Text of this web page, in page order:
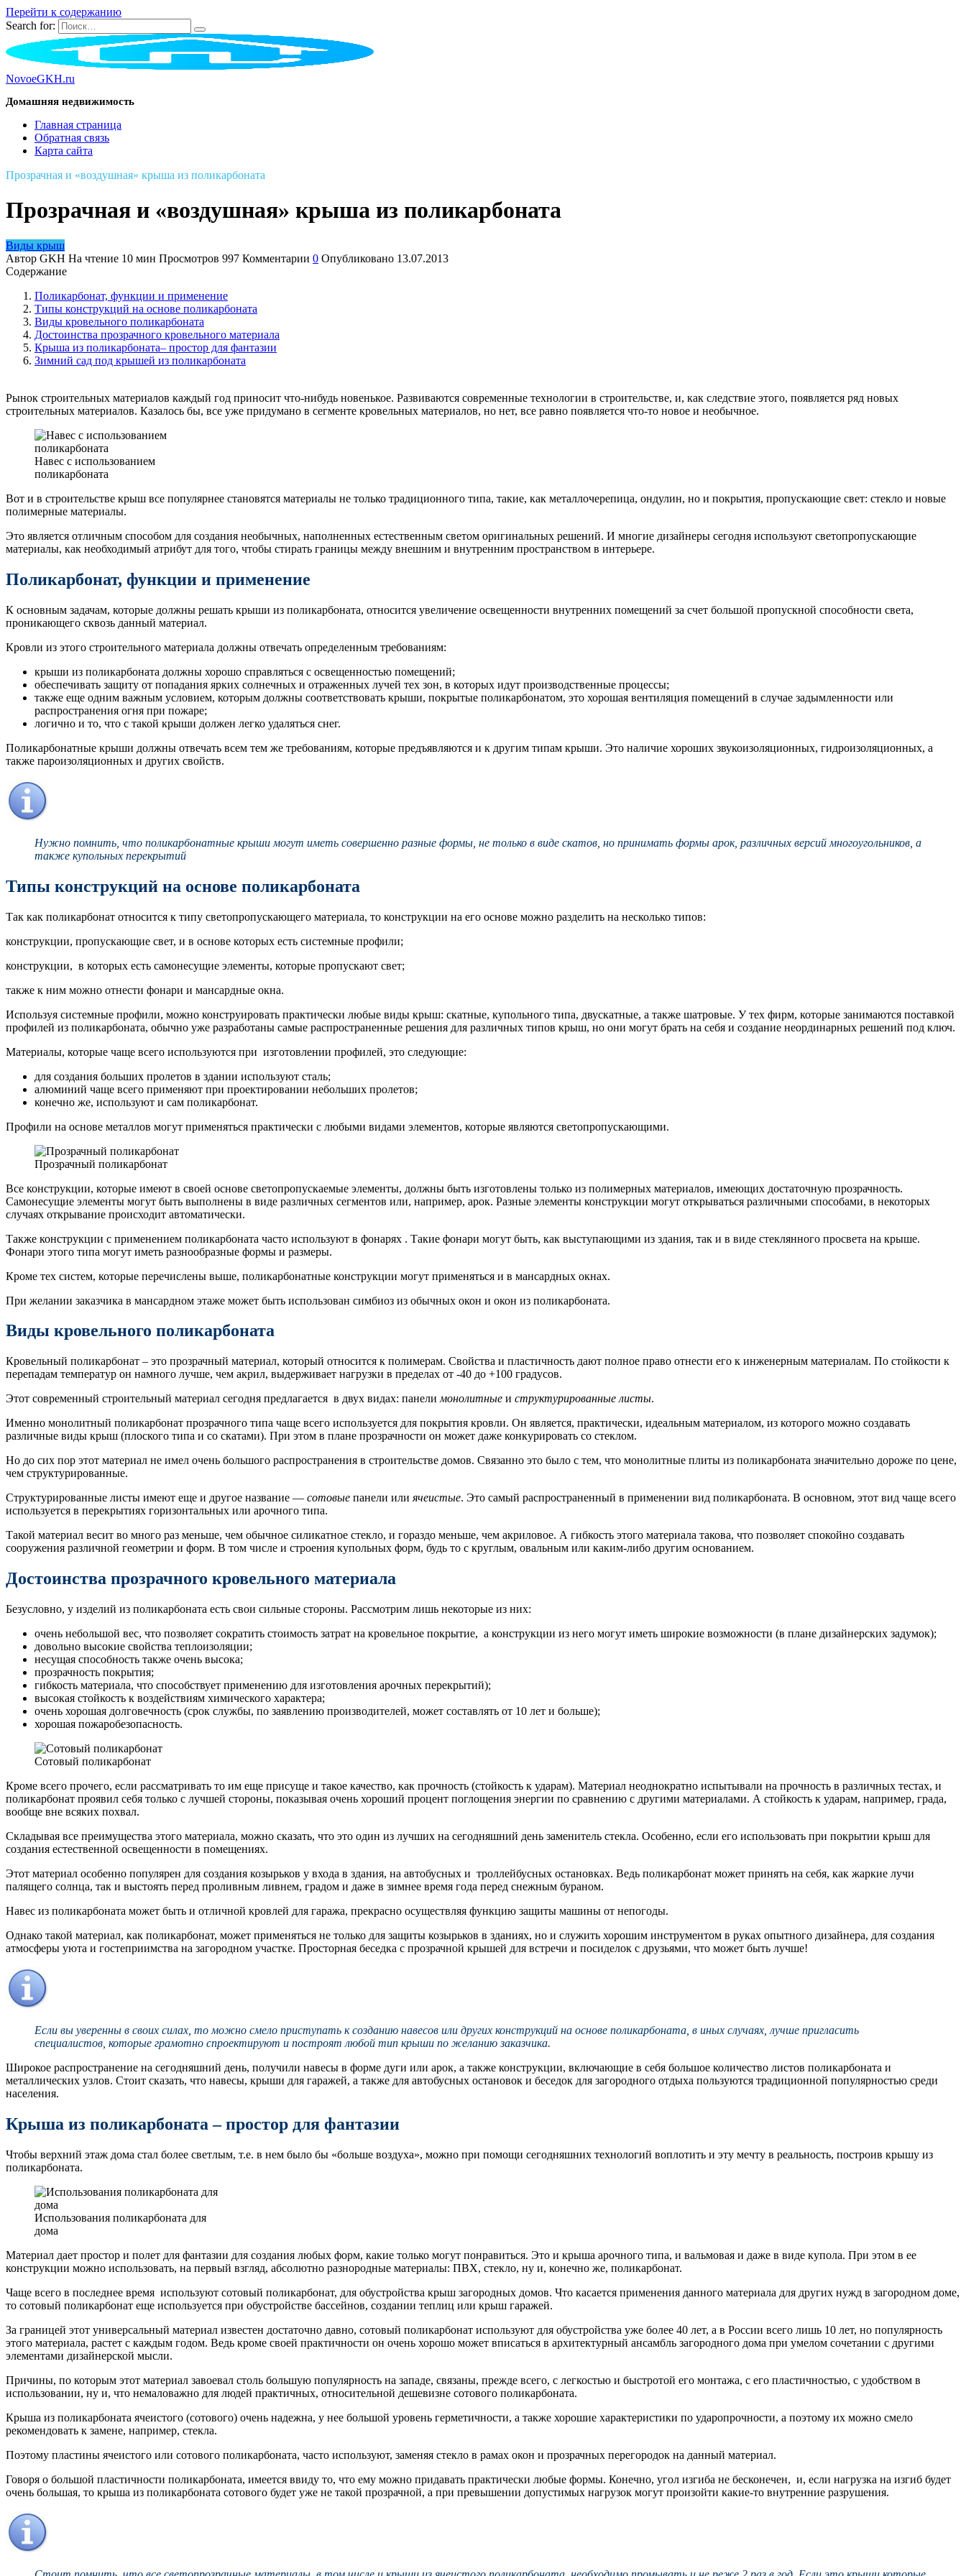
Перейти к содержанию
Search for:
NovoeGKH.ru
Домашняя недвижимость
Главная страница
Обратная связь
Карта сайта
Прозрачная и «воздушная» крыша из поликарбоната
Прозрачная и «воздушная» крыша из поликарбоната
Виды крыш
Автор GKH На чтение 10 мин Просмотров 997 Комментарии 0 Опубликовано 13.07.2013
Содержание
Поликарбонат, функции и применение
Типы конструкций на основе поликарбоната
Виды кровельного поликарбоната
Достоинства прозрачного кровельного материала
Крыша из поликарбоната– простор для фантазии
Зимний сад под крышей из поликарбоната
Рынок строительных материалов каждый год приносит что-нибудь новенькое. Развиваются современные технологии в строительстве, и, как следствие этого, появляется ряд новых
строительных материалов. Казалось бы, все уже придумано в сегменте кровельных материалов, но нет, все равно появляется что-то новое и необычное.
Навес с использованием
поликарбоната
Вот и в строительстве крыш все популярнее становятся материалы не только традиционного типа, такие, как металлочерепица, ондулин, но и покрытия, пропускающие свет: стекло и новые
полимерные материалы.
Это является отличным способом для создания необычных, наполненных естественным светом оригинальных решений. И многие дизайнеры сегодня используют светопропускающие
материалы, как необходимый атрибут для того, чтобы стирать границы между внешним и внутренним пространством в интерьере.
Поликарбонат, функции и применение
К основным задачам, которые должны решать крыши из поликарбоната, относится увеличение освещенности внутренних помещений за счет большой пропускной способности света,
проникающего сквозь данный материал.
Кровли из этого строительного материала должны отвечать определенным требованиям:
крыши из поликарбоната должны хорошо справляться с освещенностью помещений;
обеспечивать защиту от попадания ярких солнечных и отраженных лучей тех зон, в которых идут производственные процессы;
также еще одним важным условием, которым должны соответствовать крыши, покрытые поликарбонатом, это хорошая вентиляция помещений в случае задымленности или
распространения огня при пожаре;
логично и то, что с такой крыши должен легко удаляться снег.
Поликарбонатные крыши должны отвечать всем тем же требованиям, которые предъявляются и к другим типам крыши. Это наличие хороших звукоизоляционных, гидроизоляционных, а
также пароизоляционных и других свойств.
Нужно помнить, что поликарбонатные крыши могут иметь совершенно разные формы, не только в виде скатов, но принимать формы арок, различных версий многоугольников, а
также купольных перекрытий
Типы конструкций на основе поликарбоната
Так как поликарбонат относится к типу светопропускающего материала, то конструкции на его основе можно разделить на несколько типов:
конструкции, пропускающие свет, и в основе которых есть системные профили;
конструкции, в которых есть самонесущие элементы, которые пропускают свет;
также к ним можно отнести фонари и мансардные окна.
Используя системные профили, можно конструировать практически любые виды крыш: скатные, купольного типа, двускатные, а также шатровые. У тех фирм, которые занимаются поставкой
профилей из поликарбоната, обычно уже разработаны самые распространенные решения для различных типов крыш, но они могут брать на себя и создание неординарных решений под ключ.
Материалы, которые чаще всего используются при изготовлении профилей, это следующие:
для создания больших пролетов в здании используют сталь;
алюминий чаще всего применяют при проектировании небольших пролетов;
конечно же, используют и сам поликарбонат.
Профили на основе металлов могут применяться практически с любыми видами элементов, которые являются светопропускающими.
Прозрачный поликарбонат
Все конструкции, которые имеют в своей основе светопропускаемые элементы, должны быть изготовлены только из полимерных материалов, имеющих достаточную прозрачность.
Самонесущие элементы могут быть выполнены в виде различных сегментов или, например, арок. Разные элементы конструкции могут открываться различными способами, в некоторых
случаях открывание происходит автоматически.
Также конструкции с применением поликарбоната часто используют в фонарях . Такие фонари могут быть, как выступающими из здания, так и в виде стеклянного просвета на крыше.
Фонари этого типа могут иметь разнообразные формы и размеры.
Кроме тех систем, которые перечислены выше, поликарбонатные конструкции могут применяться и в мансардных окнах.
При желании заказчика в мансардном этаже может быть использован симбиоз из обычных окон и окон из поликарбоната.
Виды кровельного поликарбоната
Кровельный поликарбонат – это прозрачный материал, который относится к полимерам. Свойства и пластичность дают полное право отнести его к инженерным материалам. По стойкости к
перепадам температур он намного лучше, чем акрил, выдерживает нагрузки в пределах от -40 до +100 градусов.
Этот современный строительный материал сегодня предлагается в двух видах: панели монолитные и структурированные листы.
Именно монолитный поликарбонат прозрачного типа чаще всего используется для покрытия кровли. Он является, практически, идеальным материалом, из которого можно создавать
различные виды крыш (плоского типа и со скатами). При этом в плане прозрачности он может даже конкурировать со стеклом.
Но до сих пор этот материал не имел очень большого распространения в строительстве домов. Связанно это было с тем, что монолитные плиты из поликарбоната значительно дороже по цене,
чем структурированные.
Структурированные листы имеют еще и другое название — сотовые панели или ячеистые. Это самый распространенный в применении вид поликарбоната. В основном, этот вид чаще всего
используется в перекрытиях горизонтальных или арочного типа.
Такой материал весит во много раз меньше, чем обычное силикатное стекло, и гораздо меньше, чем акриловое. А гибкость этого материала такова, что позволяет спокойно создавать
сооружения различной геометрии и форм. В том числе и строения купольных форм, будь то с круглым, овальным или каким-либо другим основанием.
Достоинства прозрачного кровельного материала
Безусловно, у изделий из поликарбоната есть свои сильные стороны. Рассмотрим лишь некоторые из них:
очень небольшой вес, что позволяет сократить стоимость затрат на кровельное покрытие, а конструкции из него могут иметь широкие возможности (в плане дизайнерских задумок);
довольно высокие свойства теплоизоляции;
несущая способность также очень высока;
прозрачность покрытия;
гибкость материала, что способствует применению для изготовления арочных перекрытий);
высокая стойкость к воздействиям химического характера;
очень хорошая долговечность (срок службы, по заявлению производителей, может составлять от 10 лет и больше);
хорошая пожаробезопасность.
Сотовый поликарбонат
Кроме всего прочего, если рассматривать то им еще присуще и такое качество, как прочность (стойкость к ударам). Материал неоднократно испытывали на прочность в различных тестах, и
поликарбонат проявил себя только с лучшей стороны, показывая очень хороший процент поглощения энергии по сравнению с другими материалами. А стойкость к ударам, например, града,
вообще вне всяких похвал.
Складывая все преимущества этого материала, можно сказать, что это один из лучших на сегодняшний день заменитель стекла. Особенно, если его использовать при покрытии крыш для
создания естественной освещенности в помещениях.
Этот материал особенно популярен для создания козырьков у входа в здания, на автобусных и троллейбусных остановках. Ведь поликарбонат может принять на себя, как жаркие лучи
палящего солнца, так и выстоять перед проливным ливнем, градом и даже в зимнее время года перед снежным бураном.
Навес из поликарбоната может быть и отличной кровлей для гаража, прекрасно осуществляя функцию защиты машины от непогоды.
Однако такой материал, как поликарбонат, может применяться не только для защиты козырьков в зданиях, но и служить хорошим инструментом в руках опытного дизайнера, для создания
атмосферы уюта и гостеприимства на загородном участке. Просторная беседка с прозрачной крышей для встречи и посиделок с друзьями, что может быть лучше!
Если вы уверенны в своих силах, то можно смело приступать к созданию навесов или других конструкций на основе поликарбоната, в иных случаях, лучше пригласить
специалистов, которые грамотно спроектируют и построят любой тип крыши по желанию заказчика.
Широкое распространение на сегодняшний день, получили навесы в форме дуги или арок, а также конструкции, включающие в себя большое количество листов поликарбоната и
металлических узлов. Стоит сказать, что навесы, крыши для гаражей, а также для автобусных остановок и беседок для загородного отдыха пользуются традиционной популярностью среди
населения.
Крыша из поликарбоната – простор для фантазии
Чтобы верхний этаж дома стал более светлым, т.е. в нем было бы «больше воздуха», можно при помощи сегодняшних технологий воплотить и эту мечту в реальность, построив крышу из
поликарбоната.
Использования поликарбоната для
дома
Материал дает простор и полет для фантазии для создания любых форм, какие только могут понравиться. Это и крыша арочного типа, и вальмовая и даже в виде купола. При этом в ее
конструкции можно использовать, на первый взгляд, абсолютно разнородные материалы: ПВХ, стекло, ну и, конечно же, поликарбонат.
Чаще всего в последнее время используют сотовый поликарбонат, для обустройства крыш загородных домов. Что касается применения данного материала для других нужд в загородном доме,
то сотовый поликарбонат еще используется при обустройстве бассейнов, создании теплиц или крыш гаражей.
За границей этот универсальный материал известен достаточно давно, сотовый поликарбонат используют для обустройства уже более 40 лет, а в России всего лишь 10 лет, но популярность
этого материала, растет с каждым годом. Ведь кроме своей практичности он очень хорошо может вписаться в архитектурный ансамбль загородного дома при умелом сочетании с другими
элементами дизайнерской мысли.
Причины, по которым этот материал завоевал столь большую популярность на западе, связаны, прежде всего, с легкостью и быстротой его монтажа, с его пластичностью, с удобством в
использовании, ну и, что немаловажно для людей практичных, относительной дешевизне сотового поликарбоната.
Крыша из поликарбоната ячеистого (сотового) очень надежна, у нее большой уровень герметичности, а также хорошие характеристики по ударопрочности, а поэтому их можно смело
рекомендовать к замене, например, стекла.
Поэтому пластины ячеистого или сотового поликарбоната, часто используют, заменяя стекло в рамах окон и прозрачных перегородок на данный материал.
Говоря о большой пластичности поликарбоната, имеется ввиду то, что ему можно придавать практически любые формы. Конечно, угол изгиба не бесконечен, и, если нагрузка на изгиб будет
очень большая, то крыша из поликарбоната сотового будет уже не такой прозрачной, а при превышении допустимых нагрузок могут произойти какие-то внутренние разрушения.